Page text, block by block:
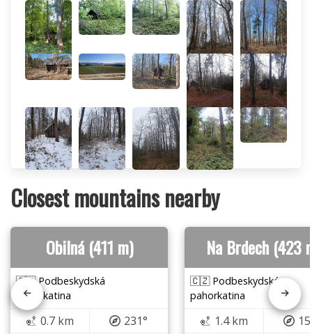
Closest mountains nearby
Obilná (411 m)
🇨🇿 Podbeskydská
pahorkatina
0.7 km
231°
Na Brdech (423
🇨🇿 Podbeskydská
pahorkatina
1.4 km